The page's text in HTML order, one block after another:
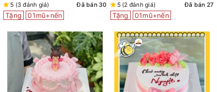
5 (3 đánh giá) Đã bán 30
Tặng 01mũ+nến
5 (2 đánh giá) Đã bán 27
Tặng 01mũ+nến